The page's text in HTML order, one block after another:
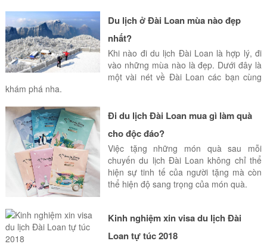
Du lịch ở Đài Loan mùa nào đẹp
nhất?
Khi nào đi du lịch Đài Loan là hợp lý, đi
vào những mùa nào là đẹp. Dưới đây là
một vài nét về Đài Loan các bạn cùng
khám phá nha.
Đi du lịch Đài Loan mua gì làm quà
cho độc đáo?
Việc tặng những món quà sau mỗi
chuyến du lịch Đài Loan không chỉ thể
hiện sự tinh tế của người tặng mà còn
thể hiện độ sang trọng của món quà.
Kinh nghiệm xin visa du lịch Đài
Loan tự túc 2018